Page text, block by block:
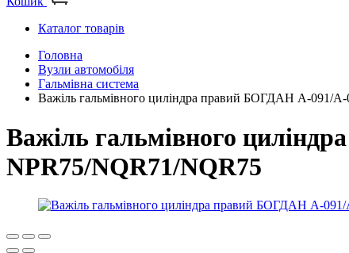
Каталог товарів
Головна
Вузли автомобіля
Гальмівна система
Важіль гальмівного циліндра правий БОГДАН А-091/
Важіль гальмівного
NPR75/NQR71/NQR75